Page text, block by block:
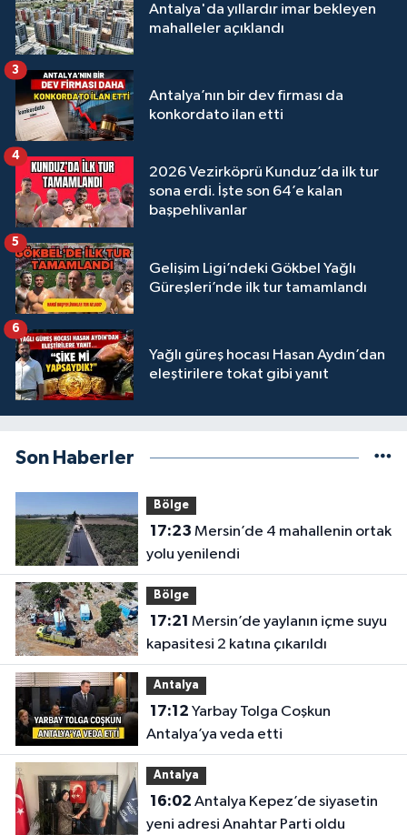
Antalya'da yıllardır imar bekleyen
mahalleler açıklandı
Antalya’nın bir dev firması da
konkordato ilan etti
3
2026 Vezirköprü Kunduz’da ilk tur
sona erdi. İşte son 64’e kalan
başpehlivanlar
4
Gelişim Ligi’ndeki Gökbel Yağlı
Güreşleri’nde ilk tur tamamlandı
5
Yağlı güreş hocası Hasan Aydın’dan
eleştirilere tokat gibi yanıt
6
Son Haberler
Bölge
17:23
yolu yenilendi
Bölge
17:21
kapasitesi 2 katına çıkarıldı
Antalya
17:12
Antalya’ya veda etti
Antalya
16:02
yeni adresi Anahtar Parti oldu